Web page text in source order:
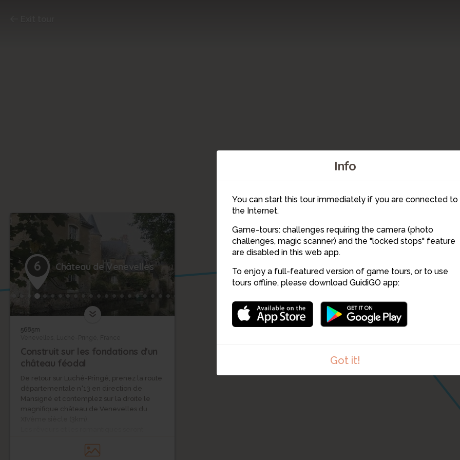
Info
You can start this tour immediately if you are connected to
the Internet.
Game-tours: challenges requiring the camera (photo
challenges, magic scanner) and the "locked stops" feature
are disabled in this web app.
To enjoy a full-featured version of game tours, or to use
tours offline, please download GuidiGO app:
Got it!
6
6 Château de Venevelles
5685m
Construit sur les fondations d'un
château féodal
De retour sur Luché-Pringé, prenez la route
départementale n°13 en direction de
Mansigné et contemplez sur la droite le
magnifique château de Venevelles du